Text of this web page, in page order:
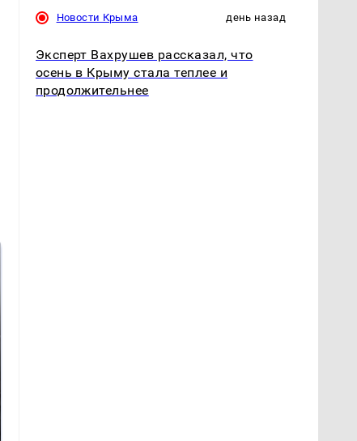
Новости Крыма день назад
Эксперт Вахрушев рассказал, что
осень в Крыму стала теплее и
продолжительнее